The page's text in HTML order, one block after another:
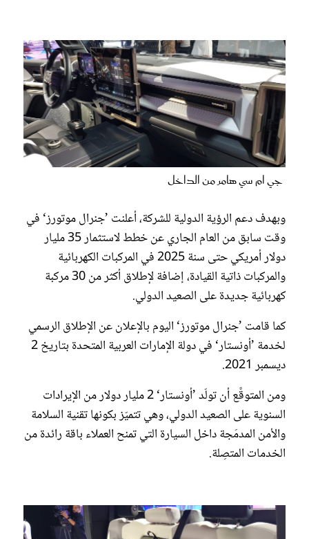
جي ام سي هامر من الداخل
وبهدف دعم الرؤية الدولية للشركة، أعلنت ’جنرال موتورز‘ في
وقت سابق من العام الجاري عن خطط لاستثمار 35 مليار
دولار أمريكي حتى سنة 2025 في المركبات الكهربائية
والمركبات ذاتية القيادة، إضافة لإطلاق أكثر من 30 مركبة
كهربائية جديدة على الصعيد الدولي.
كما قامت ’جنرال موتورز‘ اليوم بالإعلان عن الإطلاق الرسمي
لخدمة ’أونستار‘ في دولة الإمارات العربية المتحدة بتاريخ 2
ديسمبر 2021.
ومن المتوقَّع أن تولّد ’أونستار‘ 2 مليار دولار من الإيرادات
السنوية على الصعيد الدولي، وهي تتميّز بكونها تقنية السلامة
والأمن المدمَجة داخل السيارة التي تمنح العملاء باقة رائدة من
الخدمات المتصِلة.